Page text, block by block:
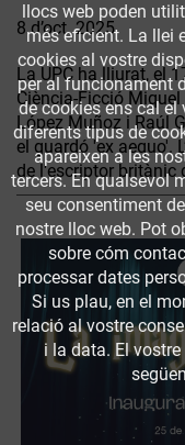
8 d’oct. 2025
La UPC ha lliurat, el
Ciència-Ficció
López Muñoz i Raúl
el guardó 'ex aequo'.
de l'escriptor britànic
llocs web poden
més eficient. La llei
cookies al vostre
per al funcionament
de cookies ens cal
diferents tipus de
apareixen a les
tercers. En qualsevol
seu consentiment
nostre lloc web. Pot
sobre cóm
processar dates
Si us plau, en el
relació al vostre
i la data. El